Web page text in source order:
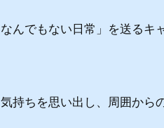
んでもない日常」を送るキ
持ちを思い出し、周囲から